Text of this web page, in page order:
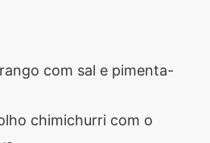
com sal e pimenta-
chimichurri com o